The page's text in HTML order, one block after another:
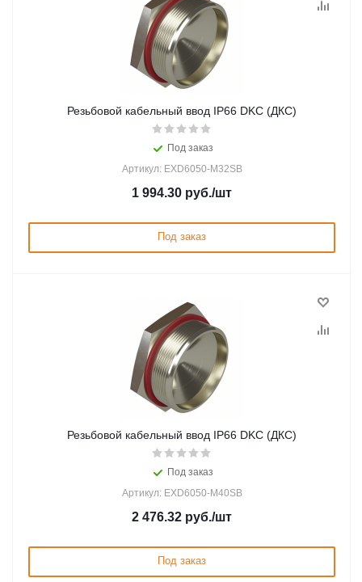
Резьбовой кабельный ввод IP66 DKC (ДКС)
Под заказ
Артикул: EXD6050-M32SB
1 994.30 руб./шт
Под заказ
Резьбовой кабельный ввод IP66 DKC (ДКС)
Под заказ
Артикул: EXD6050-M40SB
2 476.32 руб./шт
Под заказ